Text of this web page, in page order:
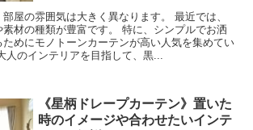
屋の雰囲気は大きく異なります。 最近では、
材の種類が豊富です。 特に、シンプルでお洒
めにモノトーンカーテンが高い人気を集めてい
人のインテリアを目指して、黒...
《星柄ドレープカーテン》置いた
時のイメージや合わせたいインテ